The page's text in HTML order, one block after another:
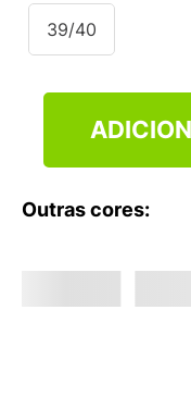
39/40
Outras cores: